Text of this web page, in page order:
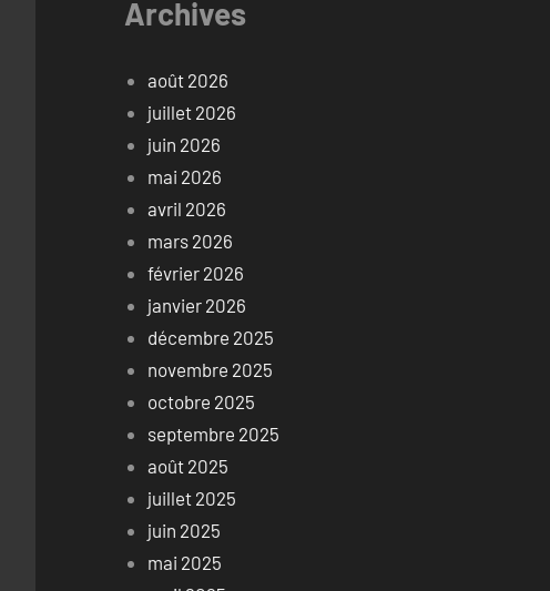
Archives
août 2026
juillet 2026
juin 2026
mai 2026
avril 2026
mars 2026
février 2026
janvier 2026
décembre 2025
novembre 2025
octobre 2025
septembre 2025
août 2025
juillet 2025
juin 2025
mai 2025